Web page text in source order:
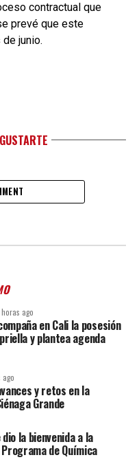
contractual que
prevé que este
junio.
horas ago
en Cali la posesión
y plantea agenda
ago
y retos en la
Grande
la bienvenida a la
de Química